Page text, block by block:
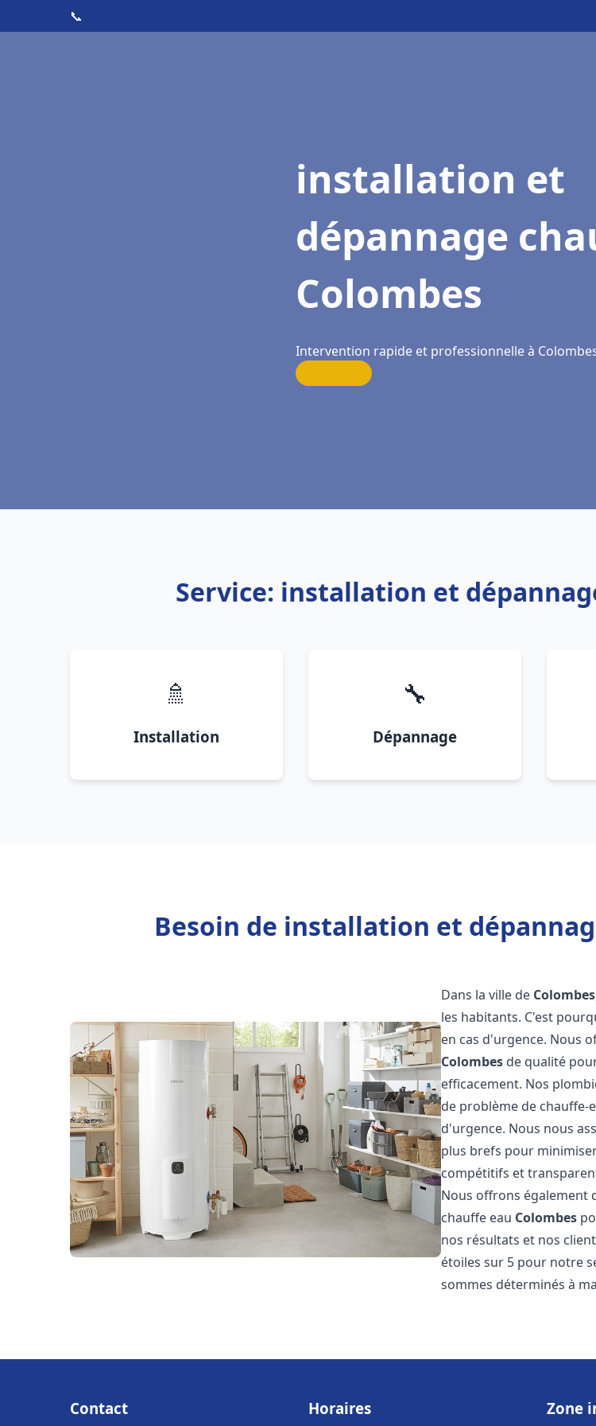
📞
installation et
dépannage
Colombes
Intervention rapide et professionnelle à
Service: installation et
🚿
Installation
🔧
Dépannage
Besoin de installation et
Dans la ville de Colombes
les habitants. C'est
en cas d'urgence. Nous
Colombes de qualité
efficacement. Nos
de problème de chauffe-
d'urgence. Nous nous
plus brefs pour
compétitifs et
Nous offrons également
chauffe eau Colombes
nos résultats et nos
étoiles sur 5 pour notre
sommes déterminés à
Contact Horaires Zone